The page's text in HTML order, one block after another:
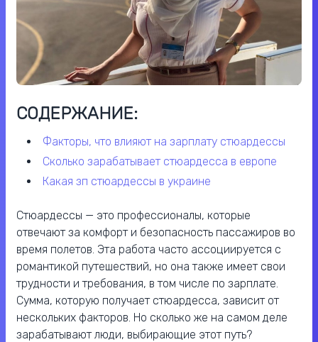
СОДЕРЖАНИЕ:
факторы, что влияют на зарплату стюардессы
сколько зарабатывает стюардесса в европе
какая зп стюардессы в украине
Стюардессы — это профессионалы, которые
отвечают за комфорт и безопасность пассажиров во
время полетов. Эта работа часто ассоциируется с
романтикой путешествий, но она также имеет свои
трудности и требования, в том числе по зарплате.
Сумма, которую получает стюардесса, зависит от
нескольких факторов. Но сколько же на самом деле
зарабатывают люди, выбирающие этот путь?